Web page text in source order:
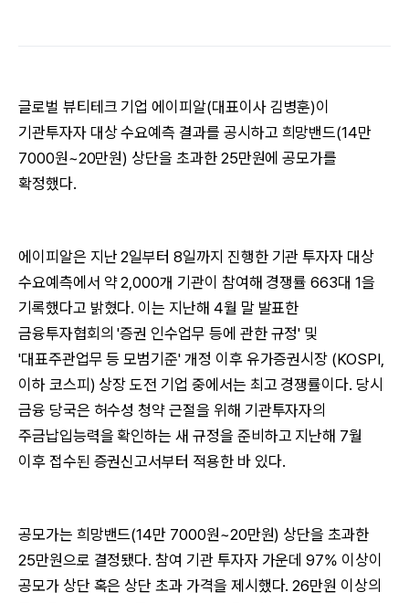
글로벌 뷰티테크 기업 에이피알(대표이사 김병훈)이
기관투자자 대상 수요예측 결과를 공시하고 희망밴드(14만
7000원~20만원) 상단을 초과한 25만원에 공모가를
확정했다.
에이피알은 지난 2일부터 8일까지 진행한 기관 투자자 대상
수요예측에서 약 2,000개 기관이 참여해 경쟁률 663대 1을
기록했다고 밝혔다. 이는 지난해 4월 말 발표한
금융투자협회의 '증권 인수업무 등에 관한 규정' 및
'대표주관업무 등 모범기준' 개정 이후 유가증권시장 (KOSPI,
이하 코스피) 상장 도전 기업 중에서는 최고 경쟁률이다. 당시
금융 당국은 허수성 청약 근절을 위해 기관투자자의
주금납입능력을 확인하는 새 규정을 준비하고 지난해 7월
이후 접수된 증권신고서부터 적용한 바 있다.
공모가는 희망밴드(14만 7000원~20만원) 상단을 초과한
25만원으로 결정됐다. 참여 기관 투자자 가운데 97% 이상이
공모가 상단 혹은 상단 초과 가격을 제시했다. 26만원 이상의